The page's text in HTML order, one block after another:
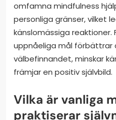
omfamna mindfulness
personliga gränser, vilket
känslomässiga reaktioner.
uppnåeliga mål förbättrar
välbefinnandet, minskar
främjar en positiv självbild.
Vilka är vanliga
praktiserar